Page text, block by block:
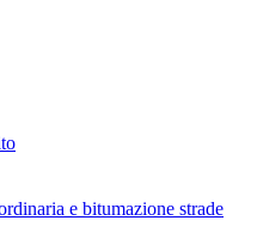
e bitumazione strade